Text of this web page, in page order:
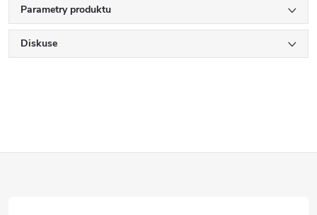
Parametry produktu
Diskuse